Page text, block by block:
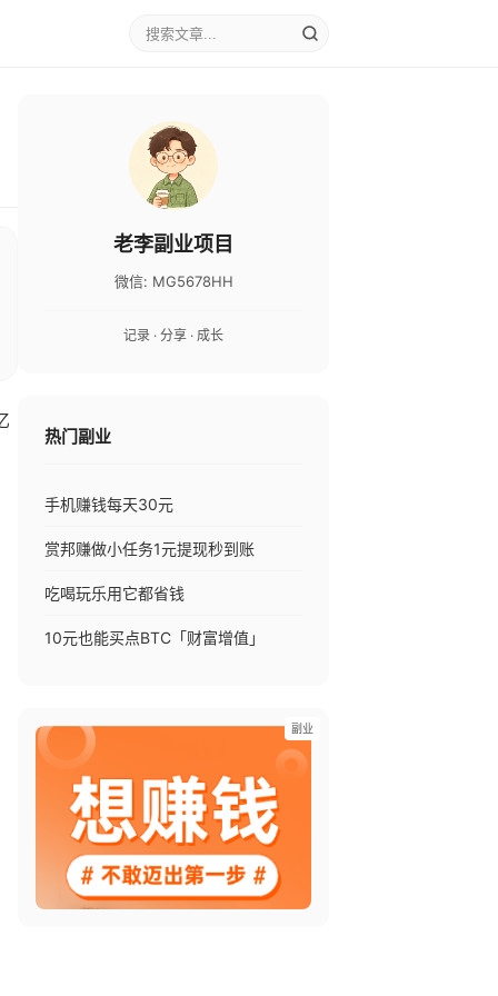
老李副业项目
微信: MG5678HH
记录 · 分享 · 成长
热门副业
手机赚钱每天30元
赏邦赚做小任务1元提现秒到账
吃喝玩乐用它都省钱
10元也能买点BTC「财富增值」
副业